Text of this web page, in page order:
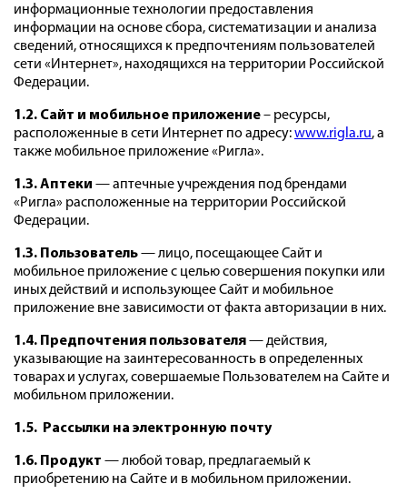
информационные технологии предоставления
информации на основе сбора, систематизации и анализа
сведений, относящихся к предпочтениям пользователей
сети «Интернет», находящихся на территории Российской
Федерации.
1.2. Сайт и мобильное приложение– ресурсы,
расположенные в сети Интернет по адресу:www.rigla.ru,а
также мобильное приложение «Ригла».
1.3. Аптеки — аптечные учреждения под брендами
«Ригла» расположенные на территории Российской
Федерации.
1.3. Пользователь— лицо, посещающее Сайт и
мобильное приложение с целью совершения покупки или
иных действий и использующее Сайт и мобильное
приложение вне зависимости от факта авторизации в них.
1.4. Предпочтения пользователя— действия,
указывающие на заинтересованность в определенных
товарах и услугах,совершаемые Пользователем на Сайте и
мобильном приложении.
1.5. Рассылки на электронную почту
1.6. Продукт — любой товар, предлагаемый к
приобретению на Сайте и в мобильном приложении.